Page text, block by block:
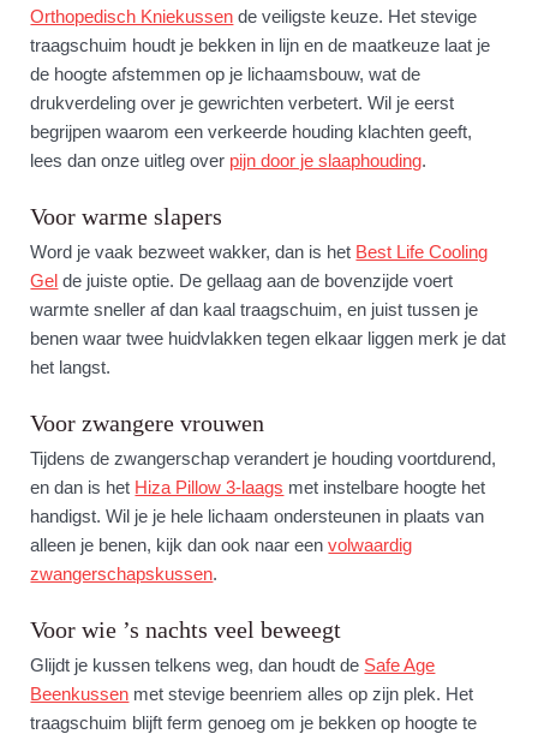
Orthopedisch Kniekussen de veiligste keuze. Het stevige
traagschuim houdt je bekken in lijn en de maatkeuze laat je
de hoogte afstemmen op je lichaamsbouw, wat de
drukverdeling over je gewrichten verbetert. Wil je eerst
begrijpen waarom een verkeerde houding klachten geeft,
lees dan onze uitleg over pijn door je slaaphouding.
Voor warme slapers
Word je vaak bezweet wakker, dan is het Best Life Cooling
Gel de juiste optie. De gellaag aan de bovenzijde voert
warmte sneller af dan kaal traagschuim, en juist tussen je
benen waar twee huidvlakken tegen elkaar liggen merk je dat
het langst.
Voor zwangere vrouwen
Tijdens de zwangerschap verandert je houding voortdurend,
en dan is het Hiza Pillow 3-laags met instelbare hoogte het
handigst. Wil je je hele lichaam ondersteunen in plaats van
alleen je benen, kijk dan ook naar eenvolwaardig
zwangerschapskussen.
Voor wie ’s nachts veel beweegt
Glijdt je kussen telkens weg, dan houdt de Safe Age
Beenkussen met stevige beenriem alles op zijn plek. Het
traagschuim blijft ferm genoeg om je bekken op hoogte te